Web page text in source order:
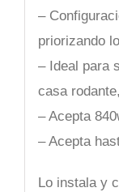
–
priorizando
– Ideal para
casa
– Acepta
– Acepta
Lo instala y